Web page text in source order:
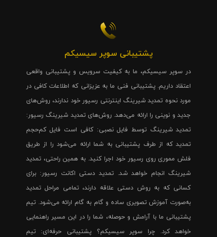
پشتیبانی سوپر سیسیکم
در سوپر سیسیکم، ما به کیفیت سرویس و پشتیبانی واقعی
اعتقاد داریم. پشتیبانی فنی ما به عزیزانی که اطلاعات کافی در
مورد نحوه تمدید شیرینگ اینترنتی رسیور خود ندارند، روش‌های
جدید و نوینی را ارائه می‌دهد. روش‌های تمدید شیرینگ رسیور:
تمدید شیرینگ توسط فایل نصبی: کافی است فایل کم‌حجم
تمدید که از طرف پشتیبانی به شما ارائه می‌شود را از طریق
فلش مموری روی رسیور خود اجرا کنید. به همین راحتی، تمدید
شیرینگ انجام خواهد شد. تمدید دستی اکانت رسیور: برای
کسانی که به روش دستی علاقه دارند، تمامی مراحل تمدید
به‌صورت آموزش تصویری ساده و گام به گام ارائه می‌شود. تیم
پشتیبانی ما با آرامش و حوصله، شما را در این مسیر راهنمایی
خواهد کرد. چرا سوپر سیسیکم؟ پشتیبانی حرفه‌ای: تیم